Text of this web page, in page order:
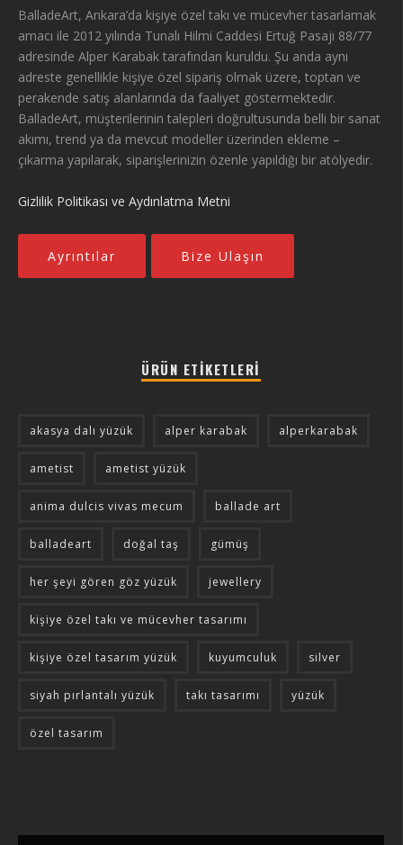
BalladeArt, Ankara’da kişiye özel takı ve mücevher tasarlamak
amacı ile 2012 yılında Tunalı Hilmi Caddesi Ertuğ Pasajı 88/77
adresinde Alper Karabak tarafından kuruldu. Şu anda aynı
adreste genellikle kişiye özel sipariş olmak üzere, toptan ve
perakende satış alanlarında da faaliyet göstermektedir.
BalladeArt, müşterilerinin talepleri doğrultusunda belli bir sanat
akımı, trend ya da mevcut modeller üzerinden ekleme –
çıkarma yapılarak, siparişlerinizin özenle yapıldığı bir atölyedir.
Gizlilik Politikası ve Aydınlatma Metni
Ayrıntılar Bize Ulaşın
ÜRÜN ETIKETLERI
akasya dalı yüzük alper karabak alperkarabak
ametist ametist yüzük
anima dulcis vivas mecum ballade art
balladeart doğal taş gümüş
her şeyi gören göz yüzük jewellery
kişiye özel takı ve mücevher tasarımı
kişiye özel tasarım yüzük kuyumculuk silver
siyah pırlantalı yüzük takı tasarımı yüzük
özel tasarım